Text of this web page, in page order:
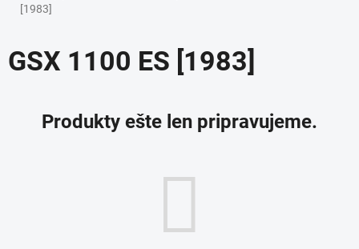
[1983]
GSX 1100 ES [1983]
Produkty ešte len pripravujeme.